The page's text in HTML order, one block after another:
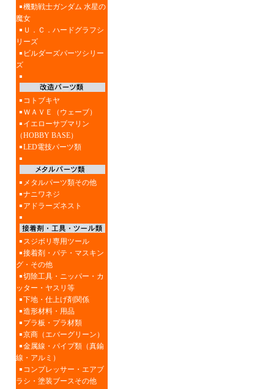
機動戦士ガンダム 水星の
魔女
Ｕ．Ｃ．ハードグラフシ
リーズ
ビルダーズパーツシリー
ズ
コトブキヤ
ＷＡＶＥ（ウェーブ）
イエローサブマリン
（HOBBY BASE）
LED電技パーツ類
メタルパーツ類その他
ナニワネジ
アドラーズネスト
スジボリ専用ツール
接着剤・パテ・マスキン
グ・その他
切除工具・ニッパー・カ
ッター・ヤスリ等
下地・仕上げ剤関係
造形材料・用品
プラ板・プラ材類
京商（エバーグリーン）
金属線・パイプ類（真鍮
線・アルミ）
コンプレッサー・エアブ
ラシ・塗装ブースその他